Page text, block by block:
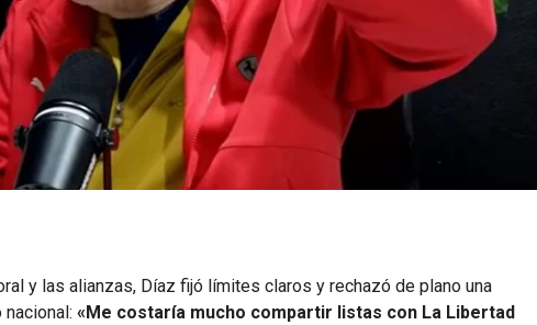
y las alianzas, Díaz fijó límites claros y rechazó de plano una
«Me costaría mucho compartir listas con La Libertad